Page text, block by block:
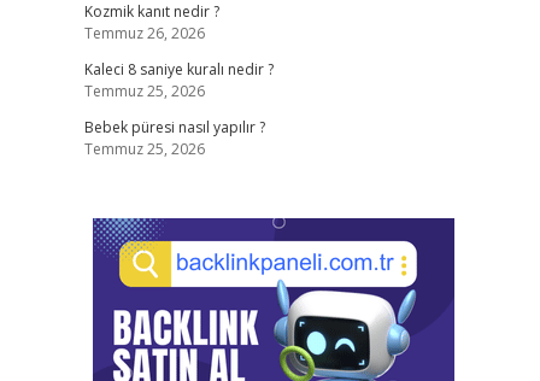
Kozmik kanıt nedir ?
Temmuz 26, 2026
Kaleci 8 saniye kuralı nedir ?
Temmuz 25, 2026
Bebek püresi nasıl yapılır ?
Temmuz 25, 2026